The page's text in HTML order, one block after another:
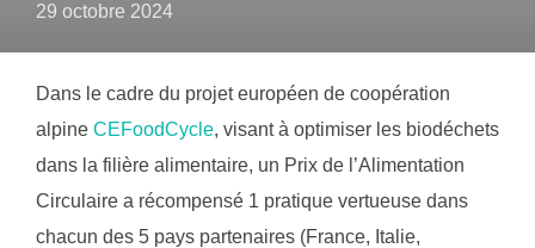
29 octobre 2024
Dans le cadre du projet européen de coopération
alpine CEFoodCycle, visant à optimiser les biodéchets
dans la filière alimentaire, un Prix de l’Alimentation
Circulaire a récompensé 1 pratique vertueuse dans
chacun des 5 pays partenaires (France, Italie,